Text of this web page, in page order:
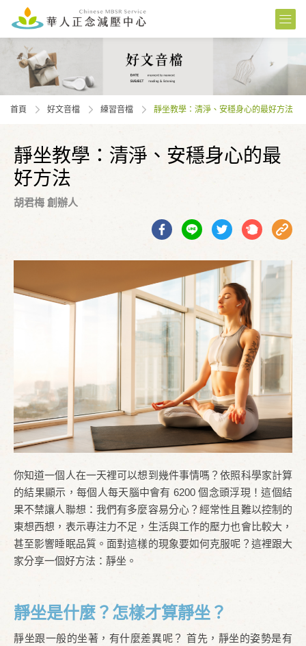
首頁 好文音檔 練習⾳檔 靜坐教學：清淨、安穩身心的最好方法
靜坐教學：清淨、安穩身心的最
好方法
胡君梅 創辦人
你知道一個人在一天裡可以想到幾件事情嗎？依照科學家計算
的結果顯示，每個人每天腦中會有 6200 個念頭浮現！這個結
果不禁讓人聯想：我們有多麼容易分心？經常性且難以控制的
東想西想，表示專注力不足，生活與工作的壓力也會比較大，
甚至影響睡眠品質。面對這樣的現象要如何克服呢？這裡跟大
家分享一個好方法：靜坐。
靜坐是什麼？怎樣才算靜坐？
靜坐跟一般的坐著，有什麼差異呢？ 首先，靜坐的姿勢是有